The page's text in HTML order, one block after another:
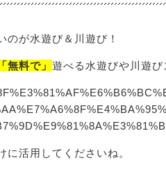
のが水遊び＆川遊び！
無料で」 遊べる水遊びや川遊び
活用してくださいね。